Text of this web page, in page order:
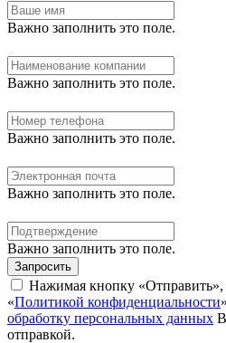
Важно заполнить это поле.
Важно заполнить это поле.
Важно заполнить это поле.
Важно заполнить это поле.
Важно заполнить это поле.
Запросить
Нажимая кнопку «Отправить»,
«Политикой конфиденциальности
обработку персональных данных
отправкой.